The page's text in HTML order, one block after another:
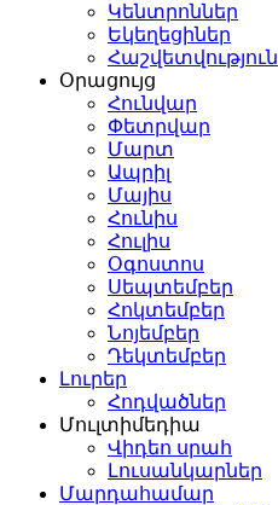
Կենտրոններ
Եկեղեցիներ
Հաշվետվություն
Օրացույց
Հունվար
Փետրվար
Մարտ
Ապրիլ
Մայիս
Հունիս
Հուլիս
Օգոստոս
Սեպտեմբեր
Հոկտեմբեր
Նոյեմբեր
Դեկտեմբեր
Լուրեր
Հոդվածներ
Մուլտիմեդիա
Վիդեո սրահ
Լուսանկարներ
Մարդահամար